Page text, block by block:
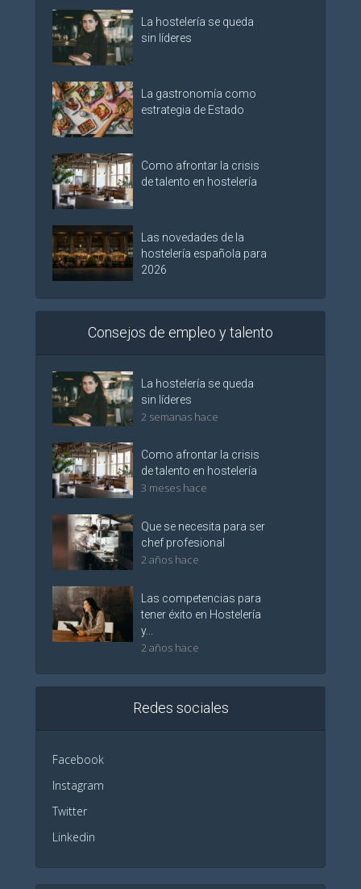
La hostelería se queda
sin líderes
La gastronomía como
estrategia de Estado
Como afrontar la crisis
de talento en hostelería
Las novedades de la
hostelería española para
2026
Consejos de empleo y talento
La hostelería se queda
sin líderes
2 semanas hace
Como afrontar la crisis
de talento en hostelería
3 meses hace
Que se necesita para ser
chef profesional
2 años hace
Las competencias para
tener éxito en Hostelería
y...
2 años hace
Redes sociales
Facebook
Instagram
Twitter
Linkedin